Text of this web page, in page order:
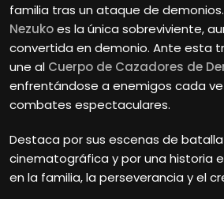
familia tras un ataque de
Nezukoes la única sobreviviente,
convertida en demonio. Ante esta
une al Cuerpo de Cazadores de
enfrentándose a enemigos cada
combates espectaculares.
Destaca por sus escenas de
cinematográfica y por una historia
en la familia, la perseverancia y el